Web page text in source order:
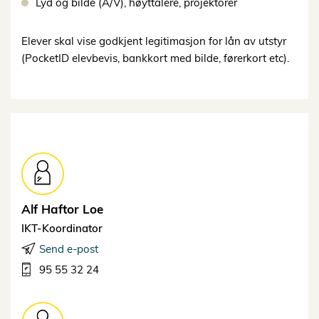
Elever skal vise godkjent legitimasjon for lån av utstyr
(PocketID elevbevis, bankkort med bilde, førerkort etc).
Alf Haftor Loe
IKT-Koordinator
Send e-post
95 55 32 24